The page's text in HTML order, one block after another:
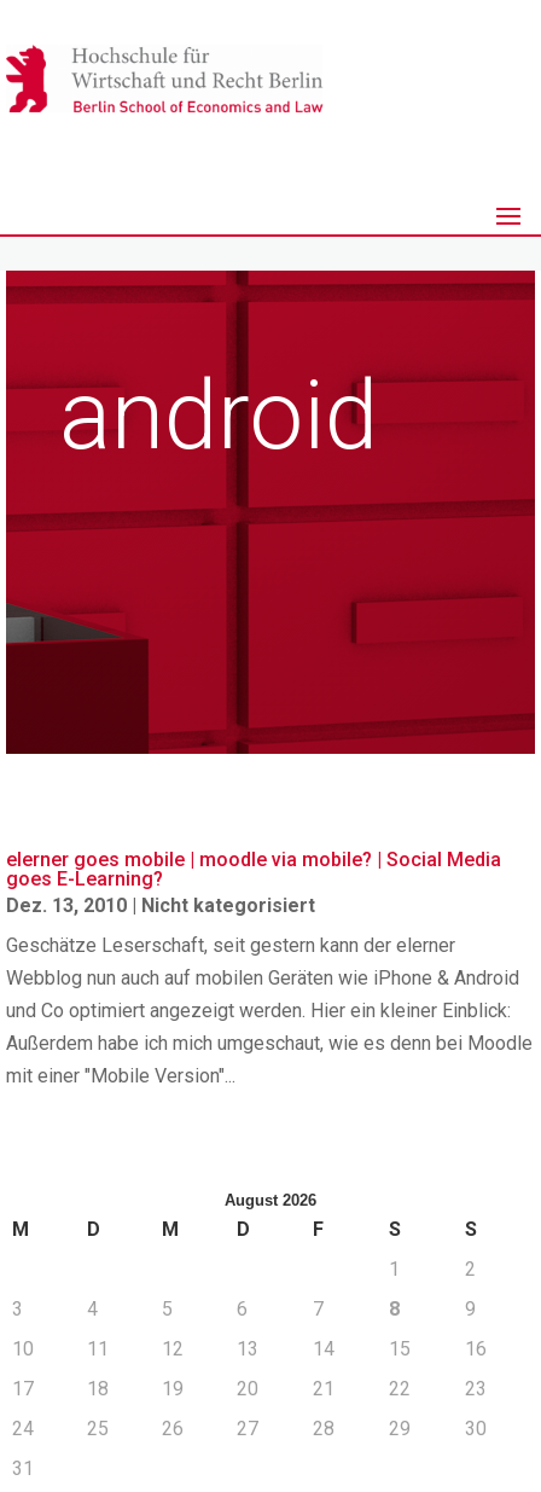
android
elerner goes mobile | moodle via mobile? | Social Media
goes E-Learning?
Dez. 13, 2010 | Nicht kategorisiert
Geschätze Leserschaft, seit gestern kann der elerner
Webblog nun auch auf mobilen Geräten wie iPhone & Android
und Co optimiert angezeigt werden. Hier ein kleiner Einblick:
Außerdem habe ich mich umgeschaut, wie es denn bei Moodle
mit einer "Mobile Version"...
August 2026
M D M D F S
S
1
2
3
4 5 6 7 8
9
10
11 12 13 14 15
16
17
18 19 20 21 22
23
24
25 26 27 28 29
30
31